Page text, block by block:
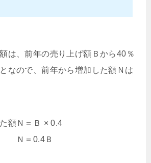
は、前年の売り上げ額Ｂから40％
なので、前年から増加した額Ｎは
額Ｎ＝Ｂ × 0.4
Ｂ